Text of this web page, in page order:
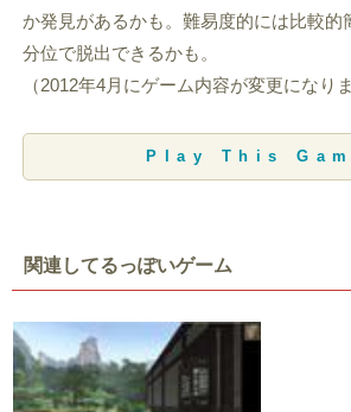
か発見があるかも。難易度的には比較的
分位で脱出できるかも。
（2012年4月にゲーム内容が変更になり
Play This
関連してるっぽいゲーム